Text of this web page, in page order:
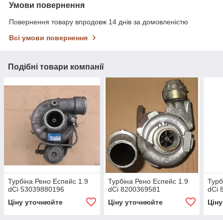
Умови повернення
Повернення товару впродовж 14 днів за домовленістю
Всі умови повернення
Подібні товари компанії
Турбіна Рено Еспейс 1.9
dCi 53039880196
Ціну уточнюйте
Турбіна Рено Еспейс 1.9
dCi 8200369581
Ціну уточнюйте
dCi